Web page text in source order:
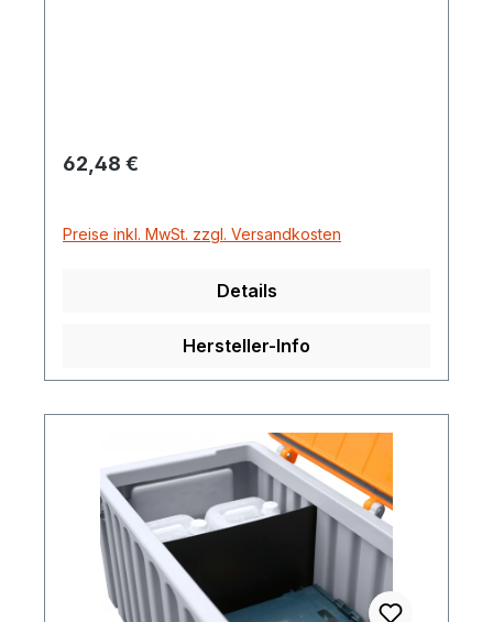
Regulärer Preis:
62,48 €
Preise inkl. MwSt. zzgl. Versandkosten
Details
Hersteller-Info